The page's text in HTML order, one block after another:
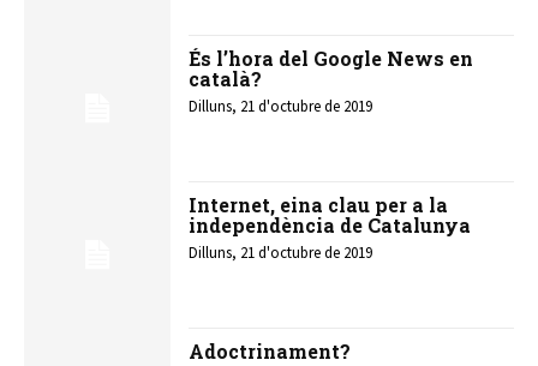
És l’hora del Google News en
català?
Dilluns, 21 d'octubre de 2019
Internet, eina clau per a la
independència de Catalunya
Dilluns, 21 d'octubre de 2019
Adoctrinament?